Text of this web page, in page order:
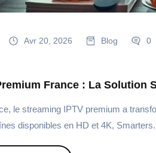
Avr 20, 2026 Blog 0
France : La Solution
le streaming IPTV premium a
disponibles en HD et 4K,